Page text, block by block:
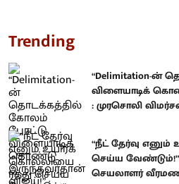
Trending
“Delimitation-ன்
விளையாடிக்
: முரசொலி
“நீட் தேர்வு
செய்ய
செயலாளர்